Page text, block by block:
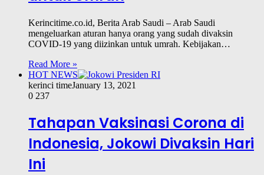
Kerincitime.co.id, Berita Arab Saudi – Arab Saudi
mengeluarkan aturan hanya orang yang sudah divaksin
COVID-19 yang diizinkan untuk umrah. Kebijakan…
Read More »
HOT NEWS
kerinci timeJanuary 13, 2021
0 237
Tahapan Vaksinasi Corona di
Indonesia, Jokowi Divaksin Hari
Ini